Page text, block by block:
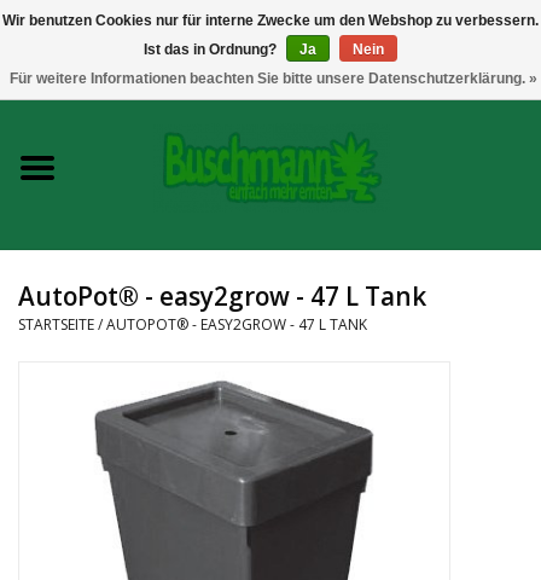
Growshop
Messtechnik
Headshop
CBD und Hanfextrakte
AutoPot® - easy2grow - 47 L Tank
STARTSEITE/AUTOPOT® - EASY2GROW - 47 L TANK
Wir benutzen Cookies nur für interne Zwecke um den Webshop zu verbessern.
Ist das in Ordnung?
Ja
Nein
Für weitere Informationen beachten Sie bitte unsere Datenschutzerklärung. »